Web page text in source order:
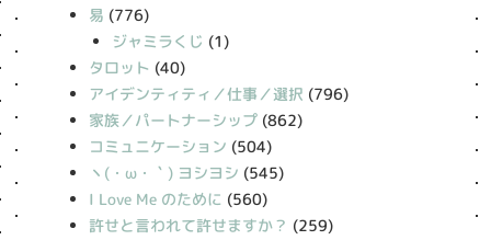
易 (776)
ジャミラくじ (1)
タロット (40)
アイデンティティ／仕事／選択 (796)
家族／パートナーシップ (862)
コミュニケーション (504)
丶(・ω・｀) ヨシヨシ (545)
I Love Me のために (560)
許せと言われて許せますか？ (259)